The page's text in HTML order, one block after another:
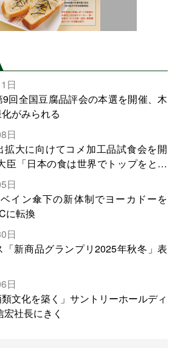
日
9回全国豆腐品評会の本選を開催、木
がみられる
日
拡大に向けてコメ加工品試食会を開
臣「日本の食は世界でトップをとれ
けて、米輸出需要の拡大を」
日
イン傘下の新体制でヨーカドーを
に転換
日
「新商品グランプリ2025年秋冬」表
日
類文化を築く」サントリーホールディ
社長にきく